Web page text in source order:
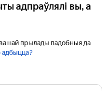
адпраўлялі вы, а
прылады падобныя да
адбыцца?